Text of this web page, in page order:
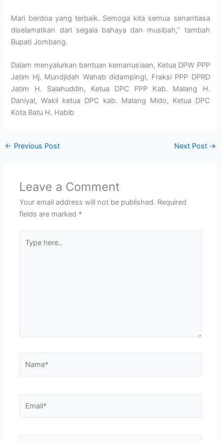
Mari berdoa yang terbaik. Semoga kita semua senantiasa
diselamatkan dari segala bahaya dan musibah,” tambah
Bupati Jombang.
Dalam menyalurkan bantuan kemanusiaan, Ketua DPW PPP
Jatim Hj. Mundjidah Wahab didampingi, Fraksi PPP DPRD
Jatim H. Salahuddin, Ketua DPC PPP Kab. Malang H.
Daniyal, Wakil ketua DPC kab. Malang Mido, Ketua DPC
Kota Batu H. Habib
← Previous Post Next Post →
Leave a Comment
Your email address will not be published. Required
fields are marked *
here..